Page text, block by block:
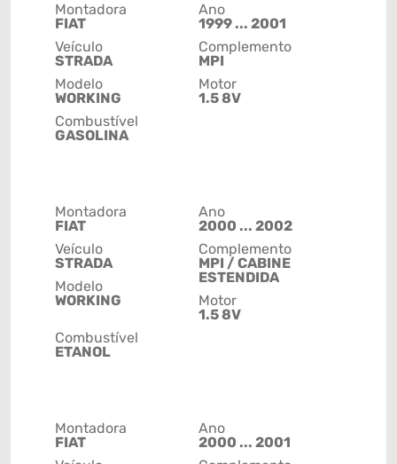
Montadora
FIAT
Veículo
STRADA
Modelo
WORKING
Ano
1999 ... 2001
Complemento
MPI
Motor
1.5 8V
Combustível
GASOLINA
Montadora
FIAT
Veículo
STRADA
Modelo
WORKING
Ano
2000 ... 2002
Complemento
MPI / CABINE
ESTENDIDA
Motor
1.5 8V
Combustível
ETANOL
Montadora
FIAT
Ano
2000 ... 2001